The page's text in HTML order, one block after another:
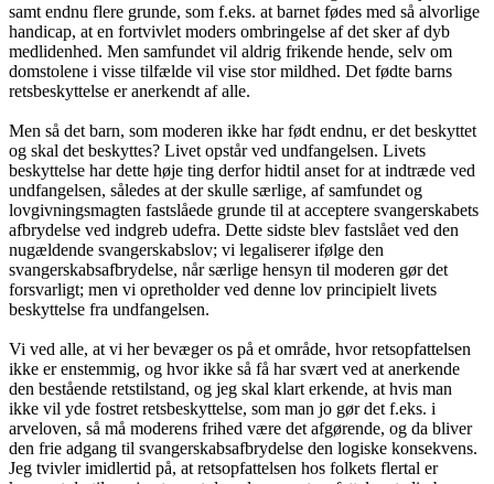
samt endnu flere grunde, som f.eks. at barnet fødes med så alvorlige
handicap, at en fortvivlet moders ombringelse af det sker af dyb
medlidenhed. Men samfundet vil aldrig frikende hende, selv om
domstolene i visse tilfælde vil vise stor mildhed. Det fødte barns
retsbeskyttelse er anerkendt af alle.
Men så det barn, som moderen ikke har født endnu, er det beskyttet
og skal det beskyttes? Livet opstår ved undfangelsen. Livets
beskyttelse har dette høje ting derfor hidtil anset for at indtræde ved
undfangelsen, således at der skulle særlige, af samfundet og
lovgivningsmagten fastslåede grunde til at acceptere svangerskabets
afbrydelse ved indgreb udefra. Dette sidste blev fastslået ved den
nugældende svangerskabslov; vi legaliserer ifølge den
svangerskabsafbrydelse, når særlige hensyn til moderen gør det
forsvarligt; men vi opretholder ved denne lov principielt livets
beskyttelse fra undfangelsen.
Vi ved alle, at vi her bevæger os på et område, hvor retsopfattelsen
ikke er enstemmig, og hvor ikke så få har svært ved at anerkende
den bestående retstilstand, og jeg skal klart erkende, at hvis man
ikke vil yde fostret retsbeskyttelse, som man jo gør det f.eks. i
arveloven, så må moderens frihed være det afgørende, og da bliver
den frie adgang til svangerskabsafbrydelse den logiske konsekvens.
Jeg tvivler imidlertid på, at retsopfattelsen hos folkets flertal er